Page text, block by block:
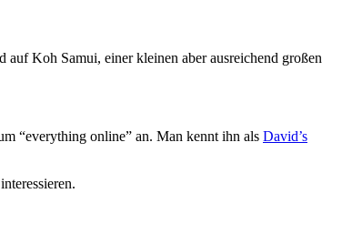
Koh Samui, einer kleinen aber ausreichend großen
“everything online” an. Man kennt ihn als David’s